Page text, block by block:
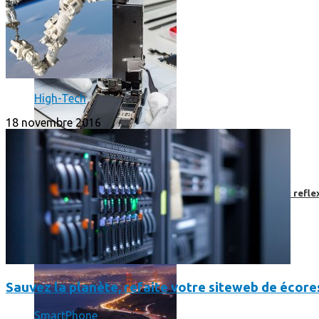
Faut-il encore emmener son bon vieux appareil photo «
High-Tech
18 novembre 2016
Sauvez la planète, refaite votre siteweb de
SmartPhone